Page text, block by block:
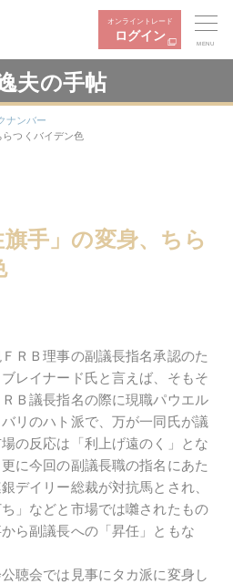
オンライントレード
ログイン
MENU
夫の手帖
ナンバー
らつくバイデン色
旗手」の変身、ちら
ＲＢ理事の副議長指名承認のた
レイナード氏と言えば、そもそ
Ｂ議長指名の際に現職パウエル
リのハト派で、万が一同氏が議
の反応は「利上げ遠のく」とな
に今回の副議長職の指名にあた
デイリー総裁が対抗馬とされ、
」などと市場では囃されたもの
ら副議長への「昇任」ともな
聴会では見事にタカ派に変身し